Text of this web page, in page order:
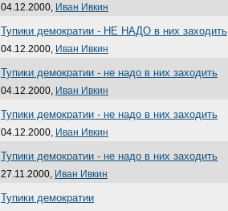
04.12.2000, Иван Ивкин
Тупики демократии - НЕ НАДО в них заходить
04.12.2000, Иван Ивкин
Тупики демократии - не надо в них заходить
04.12.2000, Иван Ивкин
Тупики демократии - не надо в них заходить
04.12.2000, Иван Ивкин
Тупики демократии - не надо в них заходить
27.11.2000, Иван Ивкин
Тупики демократии